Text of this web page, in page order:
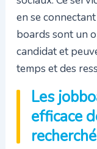
en se
boards sont un
candidat et
temps et des
Les
efficace